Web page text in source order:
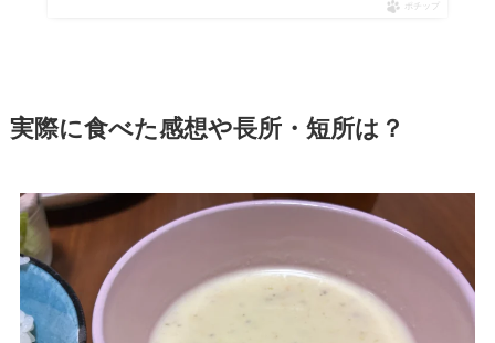
ポチップ
実際に食べた感想や長所・短所は？